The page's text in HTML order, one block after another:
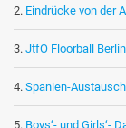
Eindrücke von der
JtfO Floorball
Spanien-
Boys‘- und Girls‘-